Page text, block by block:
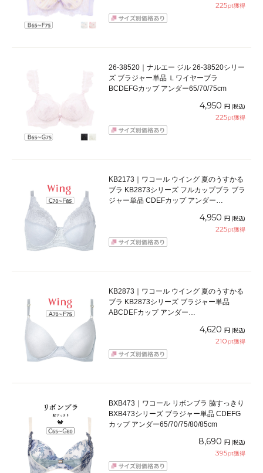
225pt獲得
26-38520｜ナルエー ジル 26-38520シリー
ズ ブラジャー単品 Ｌワイヤーブラ
BCDEFGカップ アンダー65/70/75cm
4,950 円 (税込)
225pt獲得
KB2173｜ワコール ウイング 夏のうすかる
ブラ KB2873シリーズ フルカップブラ ブラ
ジャー単品 CDEFカップ アンダー
4,950 円 (税込)
225pt獲得
KB2873｜ワコール ウイング 夏のうすかる
ブラ KB2873シリーズ ブラジャー単品
ABCDEFカップ アンダー
4,620 円 (税込)
210pt獲得
BXB473｜ワコール リボンブラ 脇すっきり
BXB473シリーズ ブラジャー単品 CDEFG
カップ アンダー65/70/75/80/85cm
8,690 円 (税込)
395pt獲得